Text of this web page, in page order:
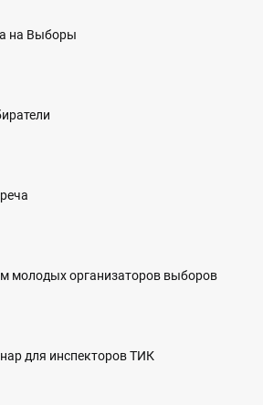
на Выборы
молодых организаторов выборов
для инспекторов ТИК